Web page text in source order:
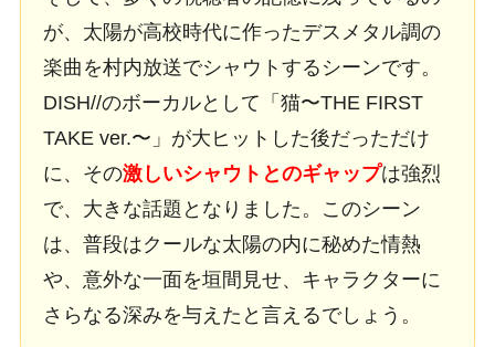
が、太陽が高校時代に作ったデスメタル調の
楽曲を村内放送でシャウトするシーンです。
DISH//のボーカルとして「猫〜THE FIRST
TAKE ver.〜」が大ヒットした後だっただけ
に、その激しいシャウトとのギャップは強烈
で、大きな話題となりました。このシーン
は、普段はクールな太陽の内に秘めた情熱
や、意外な一面を垣間見せ、キャラクターに
さらなる深みを与えたと言えるでしょう。